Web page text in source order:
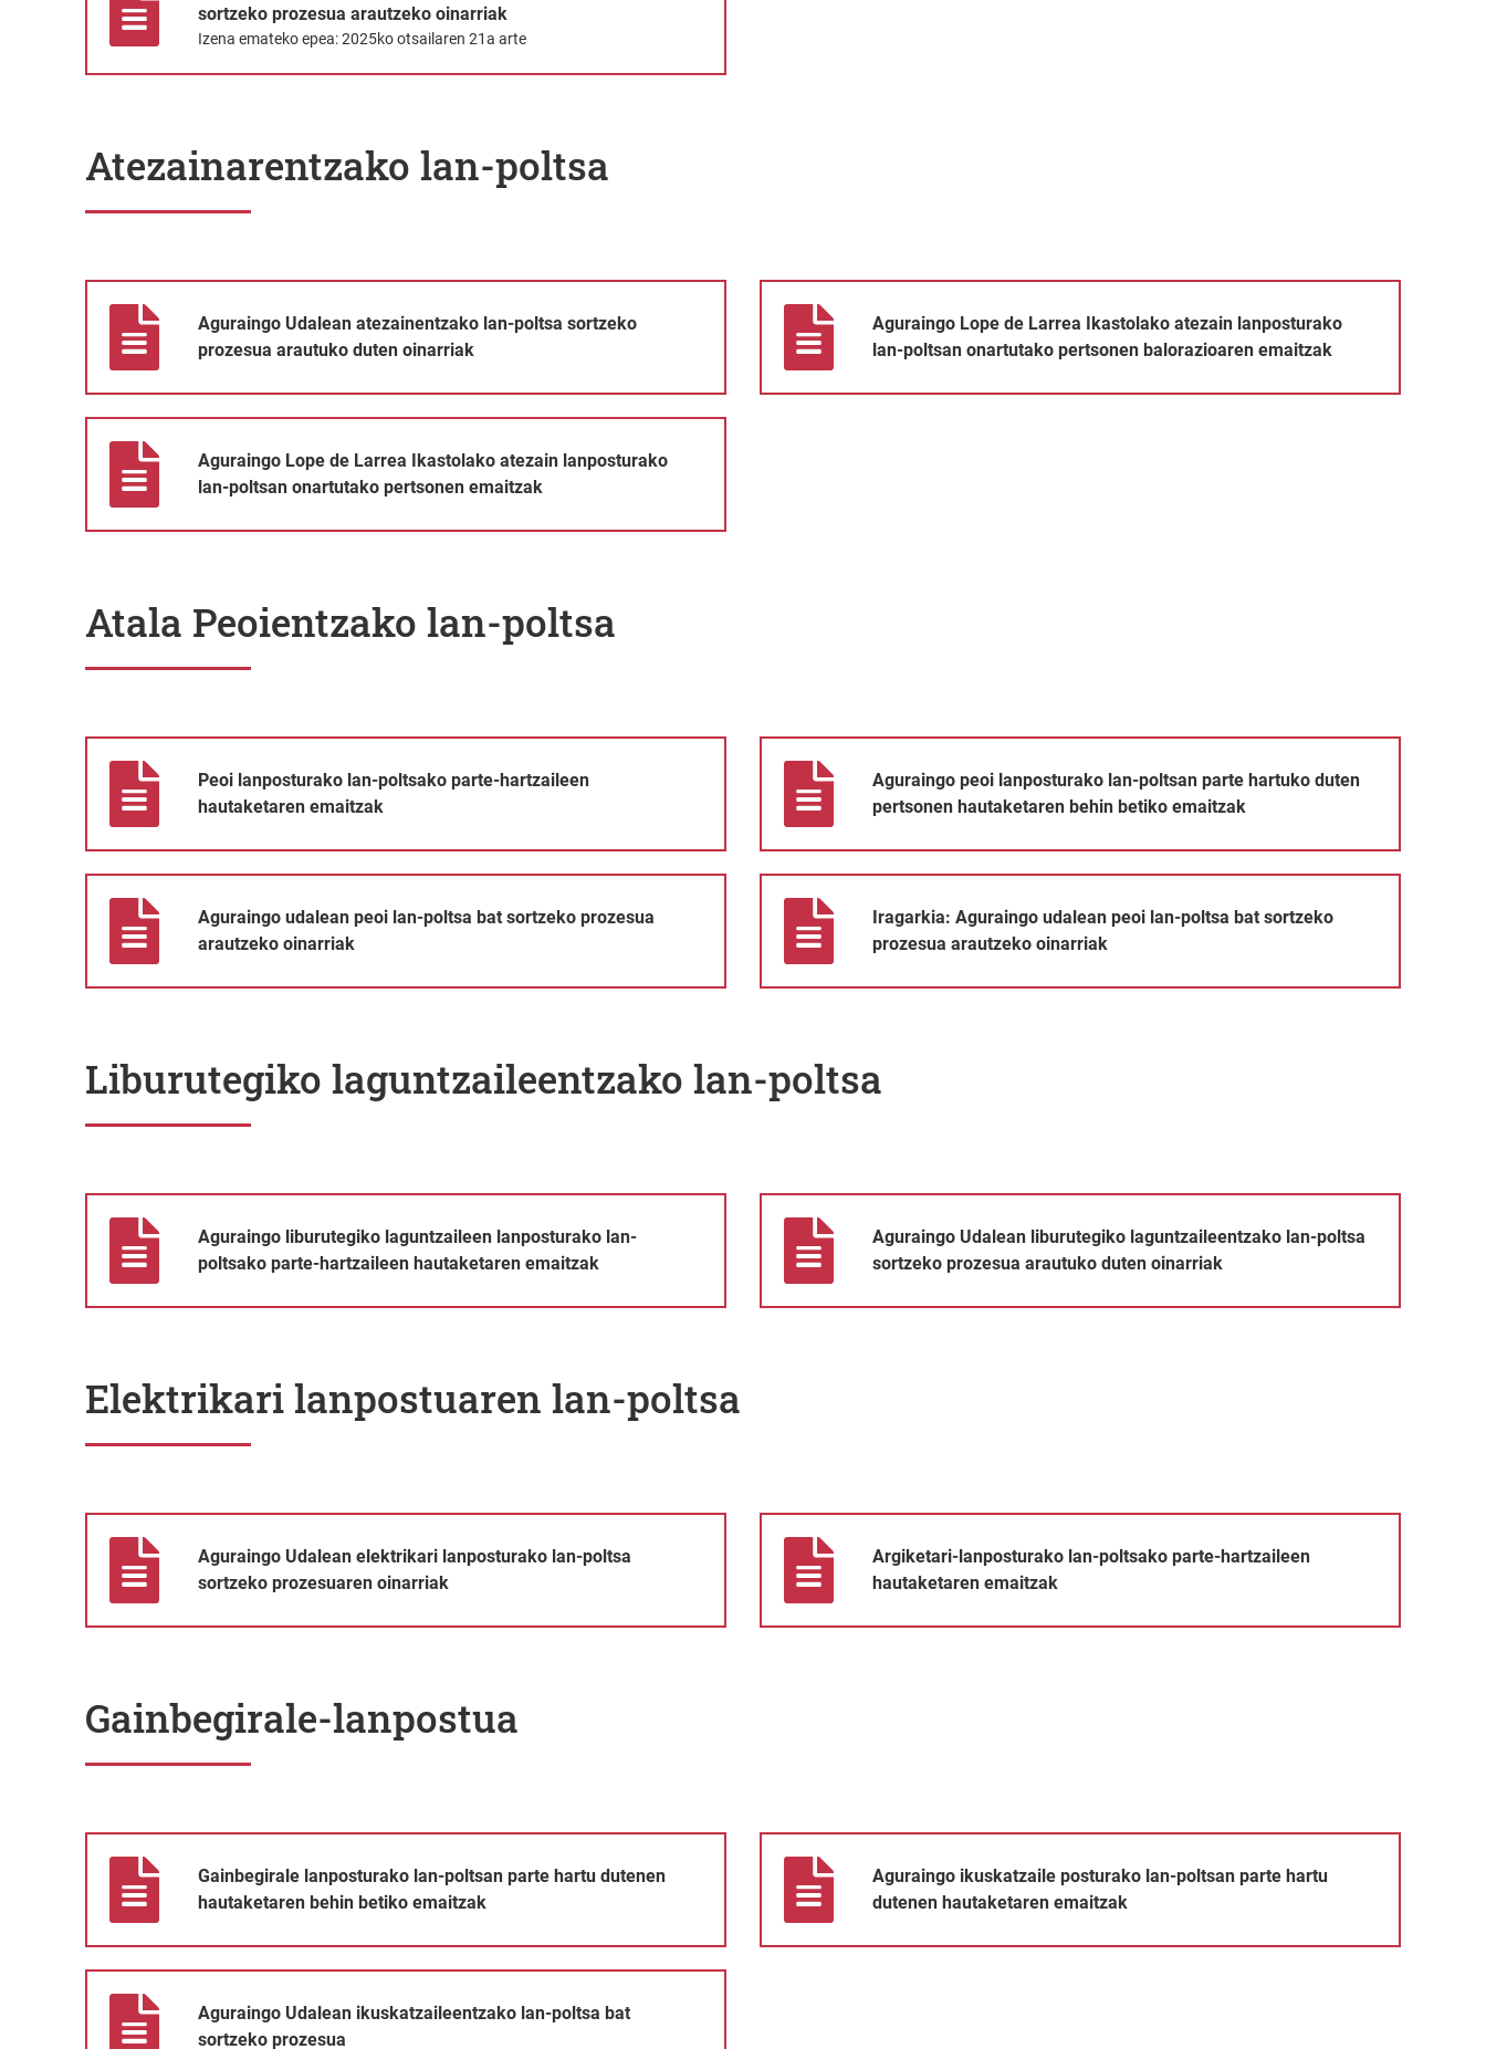
sortzeko prozesua arautzeko oinarriak
Izena emateko epea: 2025ko otsailaren 21a arte
Atezainarentzako lan-poltsa
Aguraingo Udalean atezainentzako lan-poltsa sortzeko
prozesua arautuko duten oinarriak
Aguraingo Lope de Larrea Ikastolako atezain lanposturako
lan-poltsan onartutako pertsonen balorazioaren emaitzak
Aguraingo Lope de Larrea Ikastolako atezain lanposturako
lan-poltsan onartutako pertsonen emaitzak
Atala Peoientzako lan-poltsa
Peoi lanposturako lan-poltsako parte-hartzaileen
hautaketaren emaitzak
Aguraingo peoi lanposturako lan-poltsan parte hartuko duten
pertsonen hautaketaren behin betiko emaitzak
Aguraingo udalean peoi lan-poltsa bat sortzeko prozesua
arautzeko oinarriak
Iragarkia: Aguraingo udalean peoi lan-poltsa bat sortzeko
prozesua arautzeko oinarriak
Liburutegiko laguntzaileentzako lan-poltsa
Aguraingo liburutegiko laguntzaileen lanposturako lan-
poltsako parte-hartzaileen hautaketaren emaitzak
Aguraingo Udalean liburutegiko laguntzaileentzako lan-poltsa
sortzeko prozesua arautuko duten oinarriak
Elektrikari lanpostuaren lan-poltsa
Aguraingo Udalean elektrikari lanposturako lan-poltsa
sortzeko prozesuaren oinarriak
Argiketari-lanposturako lan-poltsako parte-hartzaileen
hautaketaren emaitzak
Gainbegirale-lanpostua
Gainbegirale lanposturako lan-poltsan parte hartu dutenen
hautaketaren behin betiko emaitzak
Aguraingo ikuskatzaile posturako lan-poltsan parte hartu
dutenen hautaketaren emaitzak
Aguraingo Udalean ikuskatzaileentzako lan-poltsa bat
sortzeko prozesua